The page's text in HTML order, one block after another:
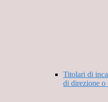
Titolari di
di direzione o